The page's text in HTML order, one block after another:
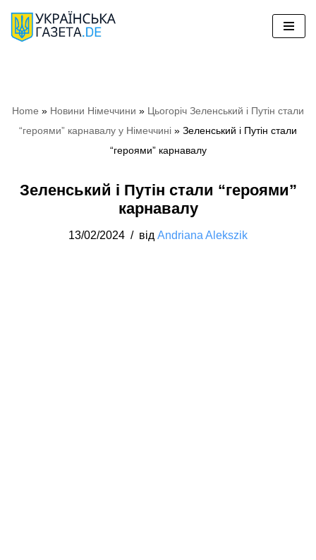
Перейти
Home » Новини Німеччини » Цьогоріч Зеленський і Путін стали
“героями” карнавалу у Німеччині » Зеленський і Путін стали
“героями” карнавалу
Зеленський і Путін стали “героями”
карнавалу
13/02/2024 від Andriana Alekszik